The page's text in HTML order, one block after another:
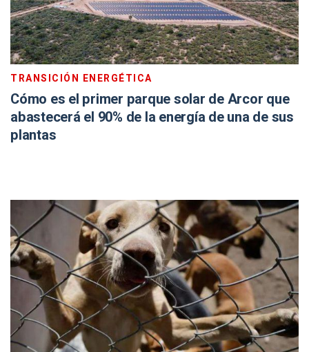
TRANSICIÓN ENERGÉTICA
Cómo es el primer parque solar de Arcor que
abastecerá el 90% de la energía de una de sus
plantas